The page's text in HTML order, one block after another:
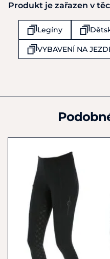
Ekkia Export
12 rue Branly - BP90035
Haguenau
F-67501
Francie
Produkt je zařazen v
Legíny
VYBAVENÍ NA